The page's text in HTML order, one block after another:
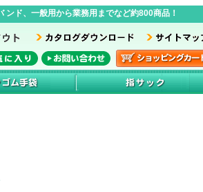
ンド、一般用から業務用までなど約800商品！